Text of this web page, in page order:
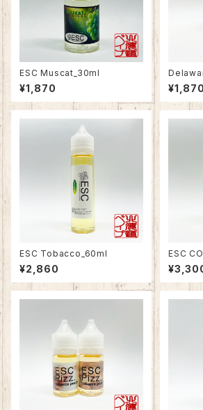
ESC Muscat_30ml
¥1,870 ¥1,870
ESC Tobacco_60ml
¥2,860
ESC
o）